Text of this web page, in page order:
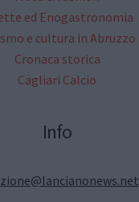
ed Enogastronomia
e cultura in Abruzzo
Cronaca storica
Cagliari Calcio
Info